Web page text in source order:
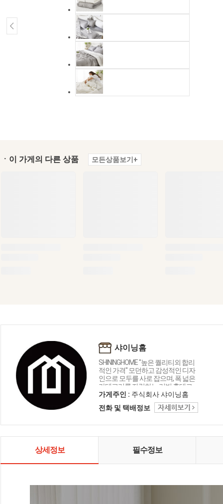
ㆍ이 가게의 다른 상품 모든상품보기+
샤이닝홈
SHININGHOME "높은 퀄리티외 합리
적인 가격" 모던하고 감성적인 디자
인으로 모두를 사로 잡으며, 폭 넓은
카테고리를 자랑하는 리빙 홈데코
인테리어 샤이닝홈입니다.
가게주인 : 주식회사 샤이닝홈
전화 및 택배정보
상세정보 필수정보